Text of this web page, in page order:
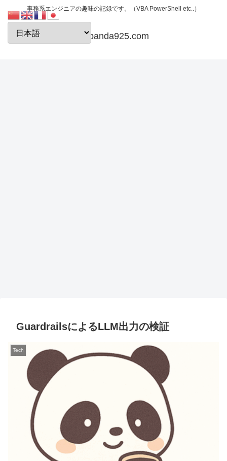
事務系エンジニアの趣味の記録です。（VBA PowerShell etc..）
papanda925.com
GuardrailsによるLLM出力の検証
Tech